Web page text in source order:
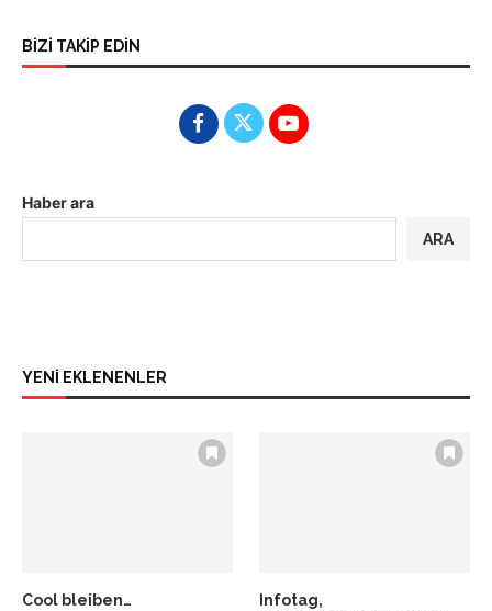
BİZİ TAKİP EDİN
Haber ara
ARA
YENİ EKLENENLER
Cool bleiben…
Infotag,